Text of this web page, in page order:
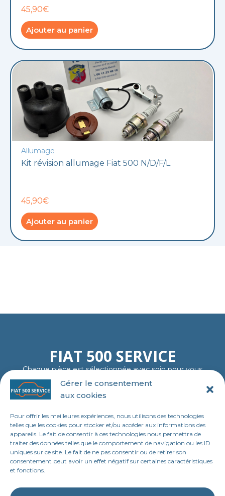
Gérer le consentement
aux cookies
Pour offrir les meilleures expériences, nous utilisons des technologies
telles que les cookies pour stocker et/ou accéder aux informations des
appareils. Le fait de consentir à ces technologies nous permettra de
traiter des données telles que le comportement de navigation ou les ID
uniques sur ce site. Le fait de ne pas consentir ou de retirer son
consentement peut avoir un effet négatif sur certaines caractéristiques
et fonctions.
45,90€
Ajouter au panier
Allumage
Kit révision allumage Fiat 500 N/D/F/L
45,90€
Ajouter au panier
FIAT 500 SERVICE
Chaque pièce est sélectionnée avec soin pour vous
garantir fiabilité, authenticité et plaisir de rouler…
comme au premier jour.
06 11 23 40 18
MENU
Accueil
Boutique en ligne